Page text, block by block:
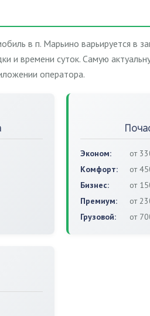
в п. Марьино варьируется в
и времени суток. Самую
оператора.
Эконом:
от
Комфорт:
от
Бизнес:
от
Премиум:
от
Грузовой:
от